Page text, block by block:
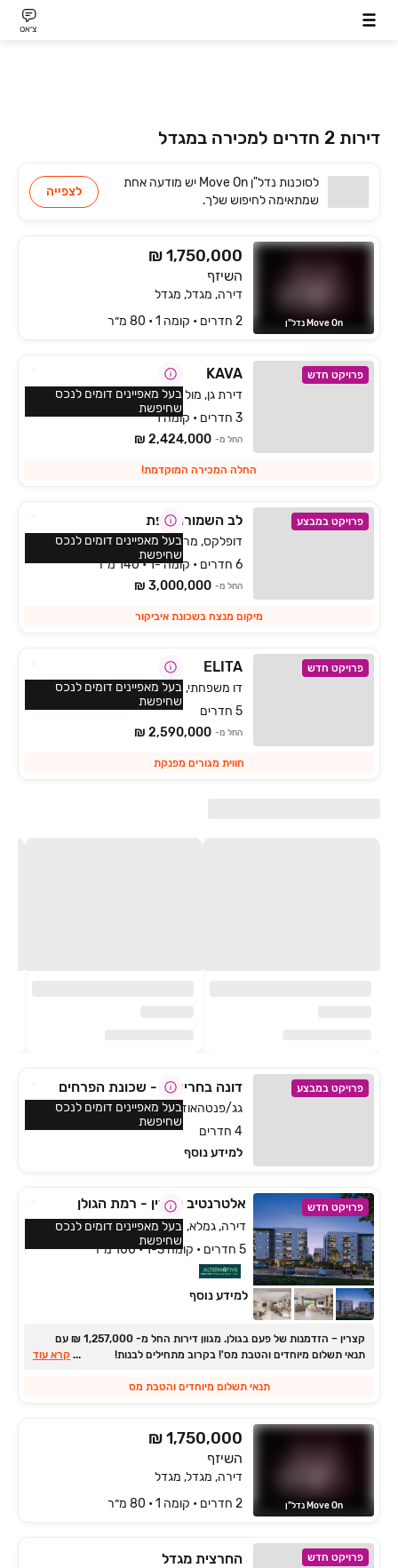
צ׳אט
דירות 2 חדרים למכירה במגדל
לסוכנות Move On נדל"ן יש מודעה אחת
שמתאימה לחיפוש שלך.
לצפייה
Move On נדל"ן
₪ 1,750,000
השיזף
דירה, מגדל, מגדל
2 חדרים • קומה ‎1‏ • 80 מ״ר
פרויקט חדש KAVA‏
דירת גן, מול ארבל, טבריה
3 חדרים • קומה 1
החל מ- 2,424,000 ₪
החלה המכירה המוקדמת!
בעל מאפיינים דומים לנכס
שחיפשת
פרויקט במבצע לב השמורה צפת
דופלקס, מרום כנען איביקור, צפת
6 חדרים • קומה -1 • 140 מ״ר
החל מ- 3,000,000 ₪
מיקום מנצח בשכונת איביקור
בעל מאפיינים דומים לנכס
שחיפשת
פרויקט חדש ELITA
דו משפחתי, הפרחים, כפר ורדים
5 חדרים
החל מ- 2,590,000 ₪
חווית מגורים מפנקת
בעל מאפיינים דומים לנכס
שחיפשת
פרויקט במבצע דונה בחריש 2 - שכונת הפרחים
גג/פנטהאוז, הפרחים, חריש
4 חדרים
למידע נוסף
בעל מאפיינים דומים לנכס
שחיפשת
פרויקט חדש אלטרנטיב קצרין - רמת הגולן
דירה, גמלא, קצרין
5 חדרים • קומה 1-3 • 100 מ״ר
למידע נוסף
קצרין ‏– הזדמנות של פעם בגולן. ‏מגוון דירות החל מ- ‏1,257,000 ‏₪ עם
תנאי תשלום מיוחדים והטבת מס'! בקרוב מתחילים לבנות!
... קרא עוד
תנאי תשלום מיוחדים והטבת מס
בעל מאפיינים דומים לנכס
שחיפשת
Move On נדל"ן
₪ 1,750,000
השיזף
דירה, מגדל, מגדל
2 חדרים • קומה ‎1‏ • 80 מ״ר
פרויקט חדש החרצית מגדל